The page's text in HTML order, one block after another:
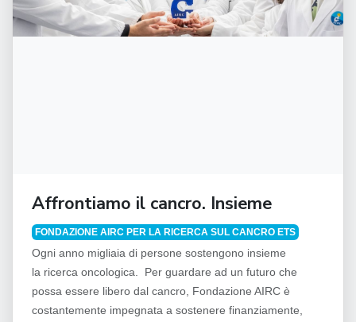
Affrontiamo il cancro. Insieme
FONDAZIONE AIRC PER LA RICERCA SUL CANCRO ETS
Ogni anno migliaia di persone sostengono insieme
la ricerca oncologica. Per guardare ad un futuro che
possa essere libero dal cancro, Fondazione AIRC è
costantemente impegnata a sostenere finanziamente,